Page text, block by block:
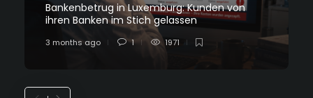
Bankenbetrug in Luxemburg: Kunden von
ihren Banken im Stich gelassen
3 months ago 1 1971